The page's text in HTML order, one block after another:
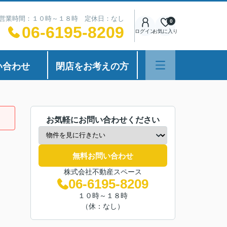
業時間：１０時～１８時 定休日：なし
06-6195-8209 ログインお気に入り
0
合わせ 閉店をお考えの方
お気軽にお問い合わせください
無料お問い合わせ
株式会社不動産スペース
06-6195-8209
１０時～１８時
（休：なし）